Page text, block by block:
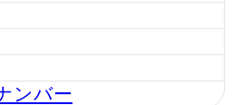
ンバー